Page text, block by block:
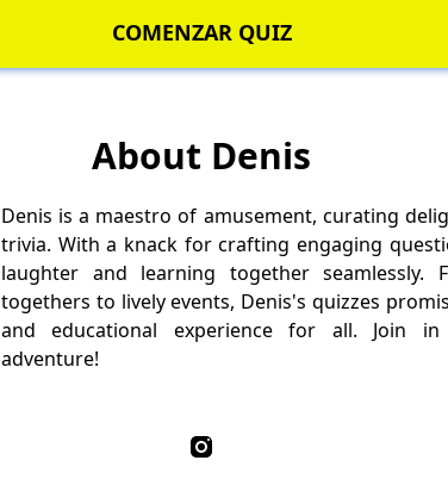
COMENZAR QUIZ
About Denis
Denis is a maestro of amusement, curating
trivia. With a knack for crafting engaging
laughter and learning together seamlessly.
togethers to lively events, Denis's quizzes
and educational experience for all. Join
adventure!